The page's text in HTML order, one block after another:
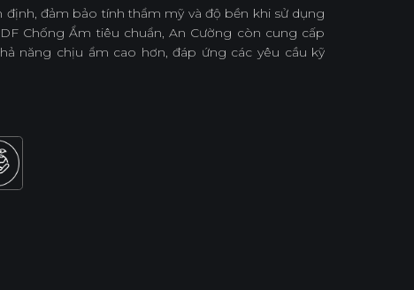
đảm bảo tính thẩm mỹ và độ bền khi sử dụng
Chống Ẩm tiêu chuẩn, An Cường còn cung cấp
năng chịu ẩm cao hơn, đáp ứng các yêu cầu kỹ